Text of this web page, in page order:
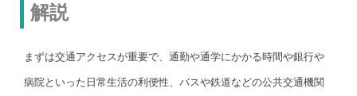
解説
まずは交通アクセスが重要で、通勤や通学にかかる時間や銀行や
病院といった日常生活の利便性、バスや鉄道などの公共交通機関